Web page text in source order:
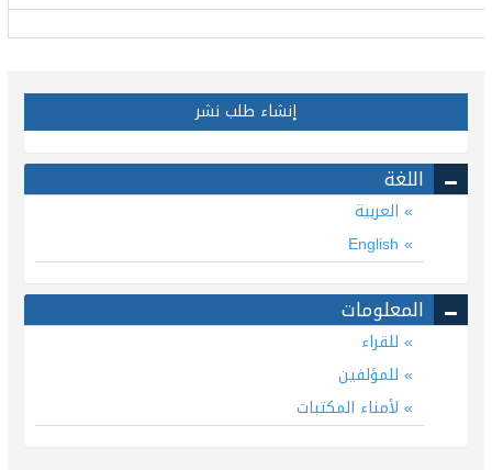
إنشاء طلب نشر
اللغة
العربية
English
المعلومات
للقراء
للمؤلفين
لأمناء المكتبات